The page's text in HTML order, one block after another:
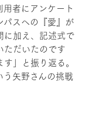
者にアンケート
パスへの『愛』が
に加え、記述式で
ただいたのです
」と振り返る。
う矢野さんの挑戦